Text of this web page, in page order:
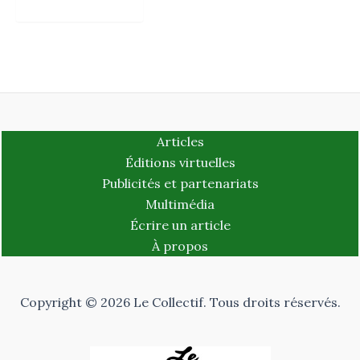
Articles
Éditions virtuelles
Publicités et partenariats
Multimédia
Écrire un article
À propos
Copyright © 2026 Le Collectif. Tous droits réservés.